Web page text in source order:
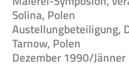
Solina, Polen
Austellungbeteiligung,
Tarnow, Polen
Dezember 1990/Jänner